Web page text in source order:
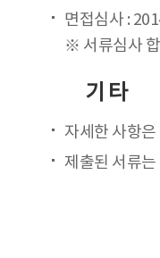
면접심사 :
※ 서류심사
기 타
자세한 사항
제출된 서류